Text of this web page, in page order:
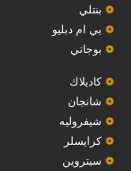
بنتلي
بي ام دبليو
بوجاتي
كاديلاك
‏شانجان‏
شيفروليه
‏كرايسلر‏
سيتروين